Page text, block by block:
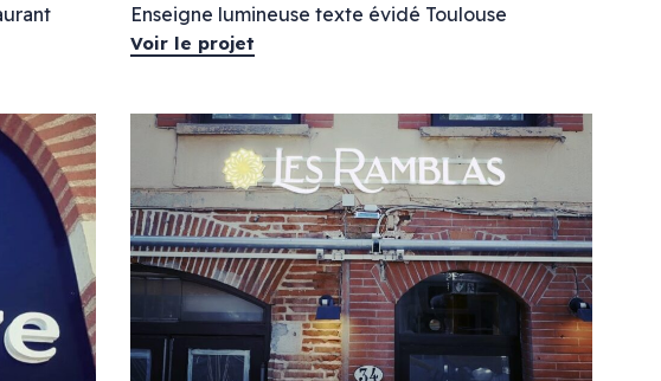
Agencement
Décoration
Meubles & comptoirs
Stand & salon
Enseigne lumineuse texte évidé Toulouse
Voir le projet